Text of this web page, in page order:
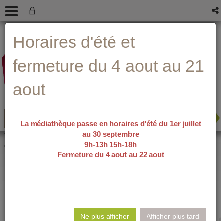
menu
contenu
recherche
Vous êtes ici :
Détail du
document
Naissance d'un
Horaires d'été et
fermeture du 4 aout au 21
aout
La médiathèque passe en horaires d'été du 1er juillet
au 30 septembre
9h-13h 15h-18h
Fermeture du 4 aout au 22 aout
Ne plus afficher Afficher plus tard